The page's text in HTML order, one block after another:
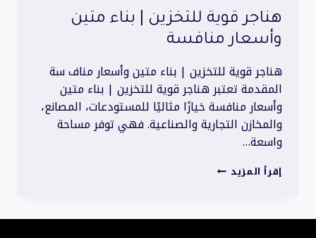
هناجر قوية للتخزين | بناء متين
وأسعار منافسة
هناجر قوية للتخزين | بناء متين وأسعار مناف سة
المقدمة تعتبر هناجر قوية للتخزين | بناء متين
وأسعار منافسة خيارًا مثاليًا للمستودعات، المصانع،
والمخازن التجارية والصناعية. فهي توفر مساحة
واسعة…
إقرأ المزيد هناجر
بناء